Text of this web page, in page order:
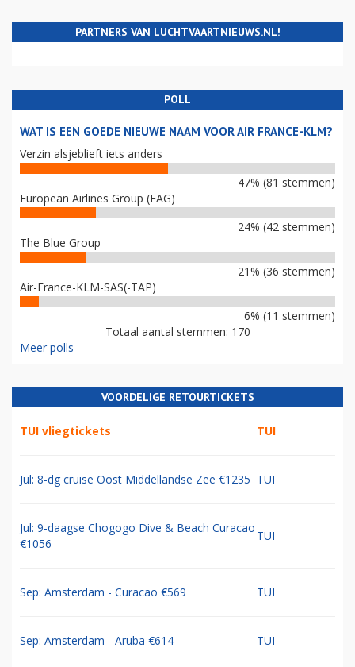
PARTNERS VAN LUCHTVAARTNIEUWS.NL!
POLL
WAT IS EEN GOEDE NIEUWE NAAM VOOR AIR FRANCE-KLM?
Verzin alsjeblieft iets anders
47% (81 stemmen)
European Airlines Group (EAG)
24% (42 stemmen)
The Blue Group
21% (36 stemmen)
Air-France-KLM-SAS(-TAP)
6% (11 stemmen)
Totaal aantal stemmen: 170
Meer polls
VOORDELIGE RETOURTICKETS
TUI vliegtickets TUI
Jul: 8-dg cruise Oost Middellandse Zee €1235 TUI
Jul: 9-daagse Chogogo Dive & Beach Curacao
€1056
TUI
Sep: Amsterdam - Curacao €569 TUI
Sep: Amsterdam - Aruba €614 TUI